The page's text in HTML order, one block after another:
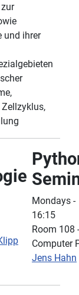
und ihrer
Mondays -
16:15
Room 108 -
Computer
Jens Hahn